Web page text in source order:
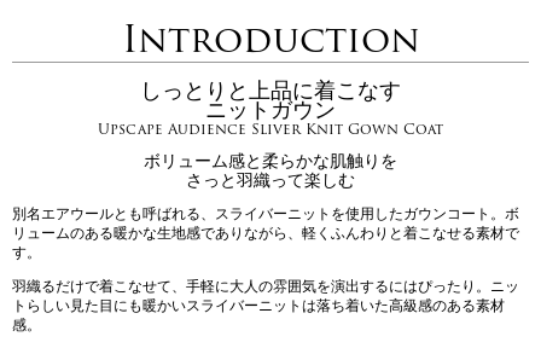
Introduction
しっとりと上品に着こなす
ニットガウン
Upscape Audience Sliver Knit Gown Coat
ボリューム感と柔らかな肌触りを
さっと羽織って楽しむ
別名エアウールとも呼ばれる、スライバーニットを使用したガウンコート。ボ
リュームのある暖かな生地感でありながら、軽くふんわりと着こなせる素材で
す。
羽織るだけで着こなせて、手軽に大人の雰囲気を演出するにはぴったり。ニッ
トらしい見た目にも暖かいスライバーニットは落ち着いた高級感のある素材
感。